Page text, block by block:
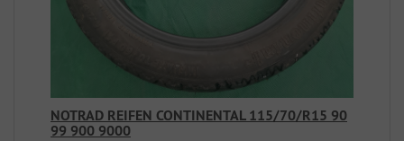
NOTRAD REIFEN CONTINENTAL 115/70/R15 90
99 900 9000